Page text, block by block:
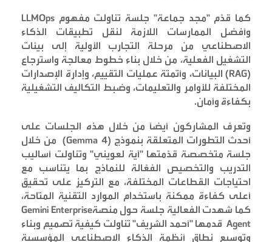
كما قدّم "مجد جماعة" جلسة تناولت مفهوم
وأفضل الممارسات اللازمة لنقل تطبيقات الذكاء
الاصطناعي من مرحلة التجارب الأولية إلى بيئات
التشغيل الفعلية، من خلال بناء خطوط معالجة واسترجاع
البيانات (RAG)
، وأتمتة عمليات التقييم، وإدارة الإصدارات
المختلفة للأوامر والتعليمات، وضبط التكاليف التشغيلية
بكفاءة وأمان.
وتعرف المشاركون أيضاً من خلال هذه الجلسات على
أحدث التطورات المتعلقة بنموذج (Gemma 4)
من خلال
جلسة متخصصة قدّمتها "آية لعويني" وتناولت أساليب
التدريب والتخصيص الفعّالة للنماذج بما يتناسب مع
احتياجات القطاعات المختلفة، مع التركيز على تحقيق
أعلى كفاءة ممكنة باستخدام الموارد التقنية المتاحة،
كما شهدت الفعالية جلسة حول منصةGemini Enterprise
Agent قدمها "أحمد الشريف" تناولت كيفية تصميم وبناء
وتوسيع نطاق أنظمة الذكاء الاصطناعي المؤسسية